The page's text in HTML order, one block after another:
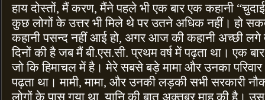
हाय दोस्तों, मैं करण, मैंने पहले भी एक बार एक कहानी
कुछ लोगों के उत्तर भी मिले थे पर उतने अधिक नहीं। हो
कहानी पसन्द नहीं आई हो, अगर आज की कहानी अच्छी
दिनों की है जब मैं बी.एस.सी. प्रथम वर्ष में पढ़ता था। एक
जो कि हिमाचल में है। मेरे सबसे बड़े मामा और उनका
पढ़ता था। मामी, मामा, और उनकी लड़की सभी सरकारी
लोगों के पास गया था, यानि की बात अक्तूबर माह की है। उस